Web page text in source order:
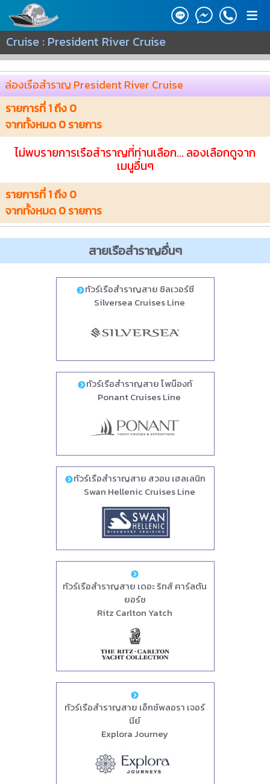
≡
Cruise : President River Cruise
ล่องเรือสำราญ President River Cruise
รายการที่1ถึง0
จากทั้งหมด0รายการ
ไม่พบรายการเรือสำราญที่ท่านเลือก... ลองเลือกดูจาก
เมนูอื่นๆ
รายการที่1ถึง0
จากทั้งหมด0รายการ
สายเรือสำราญอื่นๆ
ทัวร์เรือสำราญสาย ซิลเวอร์ซี
Silversea Cruises Line
ทัวร์เรือสำราญสาย โพน๊องท์
Ponant Cruises Line
ทัวร์เรือสำราญสาย สวอน เฮลเลนิก
Swan Hellenic Cruises Line
ทัวร์เรือสำราญสาย เดอะ ริทส์ คาร์ลตัน
ยอร์ช
Ritz Carlton Yatch
ทัวร์เรือสำราญสาย เอ็กซ์พลอรา เจอร์
นีย์
Explora Journey